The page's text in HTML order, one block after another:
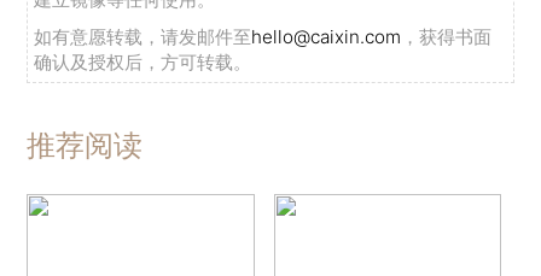
如有意愿转载，请发邮件至hello@caixin.com ，获得书面
确认及授权后，方可转载。
推荐阅读